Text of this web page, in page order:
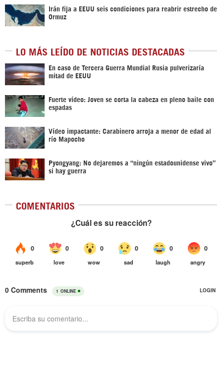
Irán fija a EEUU seis condiciones para reabrir estrecho de
Ormuz
LO MÁS LEÍDO DE NOTICIAS DESTACADAS
En caso de Tercera Guerra Mundial Rusia pulverizaría
mitad de EEUU
Fuerte vídeo: Joven se corta la cabeza en pleno baile con
espadas
Vídeo impactante: Carabinero arroja a menor de edad al
río Mapocho
Pyongyang: No dejaremos a “ningún estadounidense vivo”
si hay guerra
COMENTARIOS